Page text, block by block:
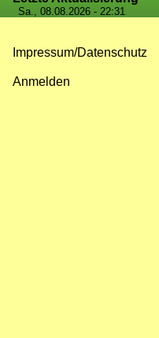
Sa., 08.08.2026 - 22:31
Impressum/Datenschutz
Anmelden